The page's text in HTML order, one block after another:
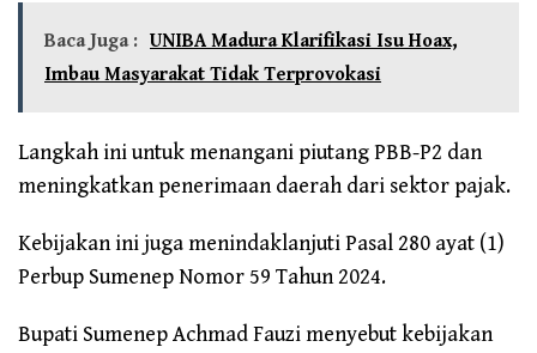
Baca Juga : UNIBA Madura Klarifikasi Isu Hoax,
Imbau Masyarakat Tidak Terprovokasi
Langkah ini untuk menangani piutang PBB-P2 dan
meningkatkan penerimaan daerah dari sektor pajak.
Kebijakan ini juga menindaklanjuti Pasal 280 ayat (1)
Perbup Sumenep Nomor 59 Tahun 2024.
Bupati Sumenep Achmad Fauzi menyebut kebijakan